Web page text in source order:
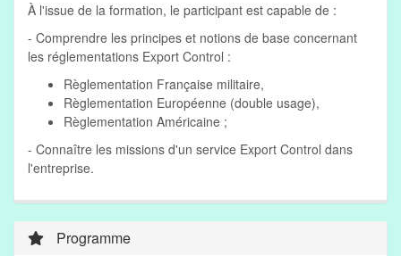
À l'issue de la formation, le participant est capable de :
- Comprendre les principes et notions de base concernant
les réglementations Export Control :
Règlementation Française militaire,
Règlementation Européenne (double usage),
Règlementation Américaine ;
- Connaître les missions d'un service Export Control dans
l'entreprise.
Programme